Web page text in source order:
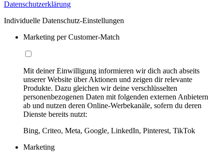
Datenschutzerklärung
Individuelle Datenschutz-Einstellungen
Marketing per Customer-Match
Mit deiner Einwilligung informieren wir dich auch abseits
unserer Website über Aktionen und zeigen dir relevante
Produkte. Dazu gleichen wir deine verschlüsselten
personenbezogenen Daten mit folgenden externen Anbietern
ab und nutzen deren Online-Werbekanäle, sofern du deren
Dienste bereits nutzt:
Bing, Criteo, Meta, Google, LinkedIn, Pinterest, TikTok
Marketing